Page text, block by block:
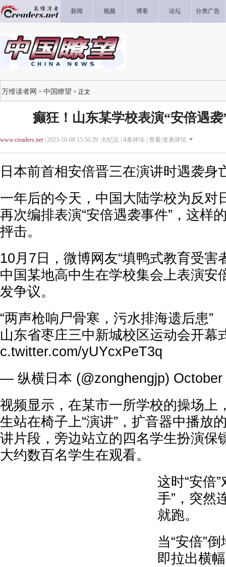
新闻 视频 博客 论坛 分类广告
万维读者网 > 中国瞭望 > 正文
癫狂！山东某学校表演“安倍遇
www.creaders.net| 2023-10-08 15:56:29 大纪元 | 4条评论 | 查看/发表评论
日本前首相安倍晋三在演讲时遇袭身
一年后的今天，中国大陆学校为反对
再次编排表演“安倍遇袭事件”，这样
抨击。
10月7日，微博网友“填鸭式教育受害
中国某地高中生在学校集会上表演安
发争议。
“两声枪响尸骨寒，污水排海遗后患”
山东省枣庄三中新城校区运动会开
c.twitter.com/yUYcxPeT3q
— 纵横日本 (@zonghengjp)
视频显示，在某市一所学校的操场上
生站在椅子上“演讲”，扩音器中播放
讲片段，旁边站立的四名学生扮演保
大约数百名学生在观看。
这时“安倍
手”，突然
就跑。
当“安倍”
即拉出横